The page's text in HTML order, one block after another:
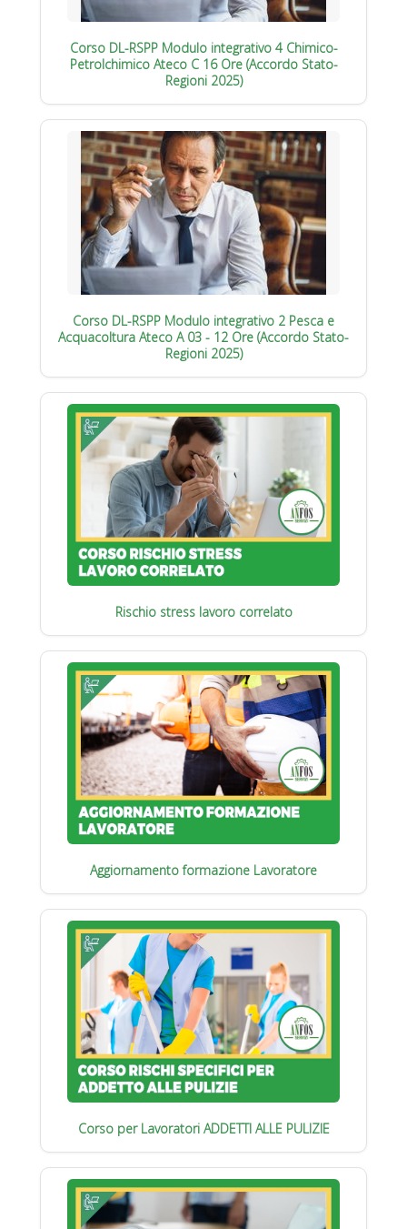
Corso DL-RSPP Modulo integrativo 4 Chimico-
Petrolchimico Ateco C 16 Ore (Accordo Stato-
Regioni 2025)
Corso DL-RSPP Modulo integrativo 2 Pesca e
Acquacoltura Ateco A 03 - 12 Ore (Accordo Stato-
Regioni 2025)
Rischio stress lavoro correlato
Aggiornamento formazione Lavoratore
Corso per Lavoratori ADDETTI ALLE PULIZIE